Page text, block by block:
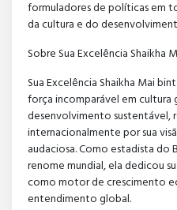
formuladores de políticas em
da cultura e do
Sobre Sua Excelência Shaikha
Sua Excelência Shaikha Mai
força incomparável em
desenvolvimento sustentável,
internacionalmente por sua
audaciosa. Como estadista do
renome mundial, ela dedicou
como motor de crescimento
entendimento global.